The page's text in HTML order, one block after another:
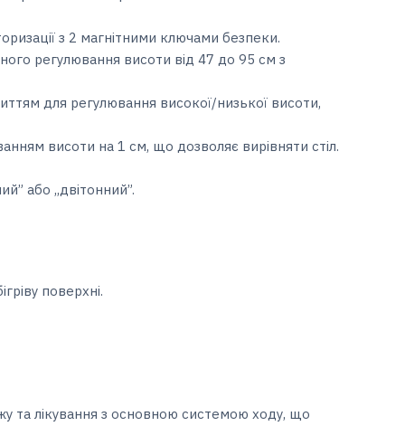
з 2 магнітними ключами безпеки.
регулювання висоти від 47 до 95 см з
для регулювання високої/низької висоти,
висоти на 1 см, що дозволяє вирівняти стіл.
або ,,двітонний”.
поверхні.
та лікування з основною системою ходу, що